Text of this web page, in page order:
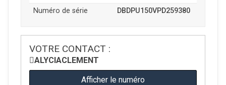
Numéro de série
DBDPU150VPD259380
VOTRE CONTACT :
ALYCIACLEMENT
Afficher le numéro